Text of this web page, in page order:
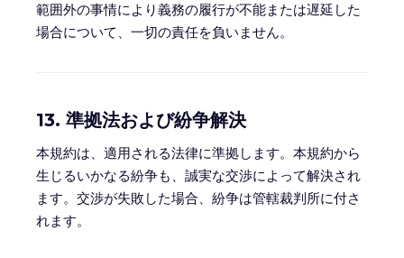
範囲外の事情により義務の履行が不能または遅延した
場合について、一切の責任を負いません。
13. 準拠法および紛争解決
本規約は、適用される法律に準拠します。本規約から
生じるいかなる紛争も、誠実な交渉によって解決され
ます。交渉が失敗した場合、紛争は管轄裁判所に付さ
れます。